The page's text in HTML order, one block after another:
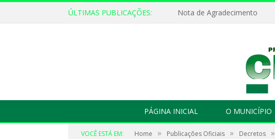
ÚLTIMAS PUBLICAÇÕES: Nota de Agradecimento
PÁGINA INICIAL O MUNICÍPIO
VOCÊ ESTÁ EM: Home » Publicações Oficiais » Decretos »